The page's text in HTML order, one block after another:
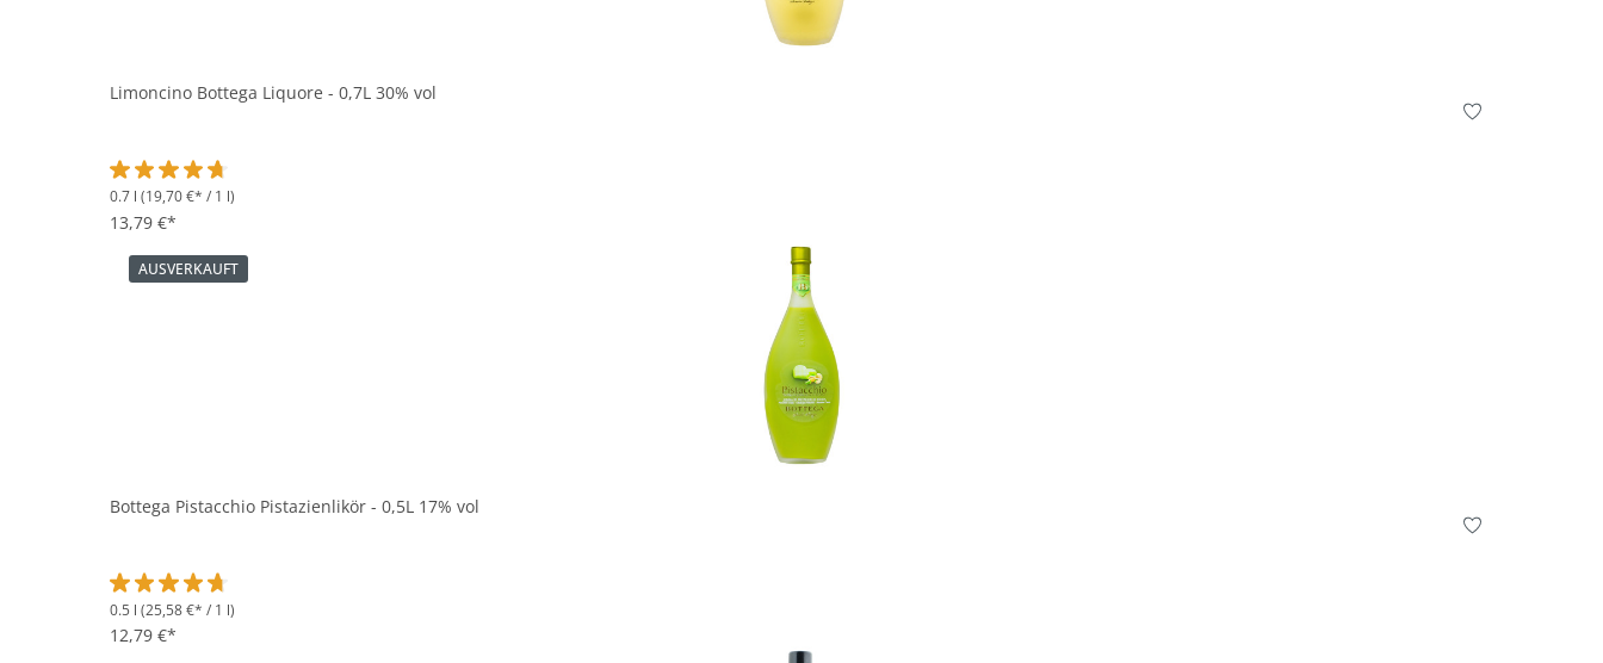
Limoncino Bottega Liquore - 0,7L 30% vol
Durchschnittliche Bewertung von 4.8 von 5 Sternen
0.7 l (19,70 €* / 1 l)
13,79 €*
In den Korb
AUSVERKAUFT
Bottega Pistacchio Pistazienlikör - 0,5L 17% vol
Durchschnittliche Bewertung von 4.7 von 5 Sternen
0.5 l (25,58 €* / 1 l)
12,79 €*